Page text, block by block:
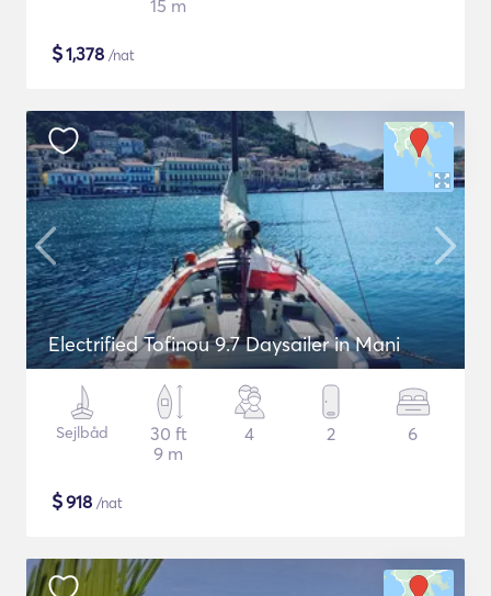
15 m
$1,378 /nat
Electrified Tofinou 9.7 Daysailer in Mani
Sejlbåd
30 ft
9 m
4 2 6
$918 /nat